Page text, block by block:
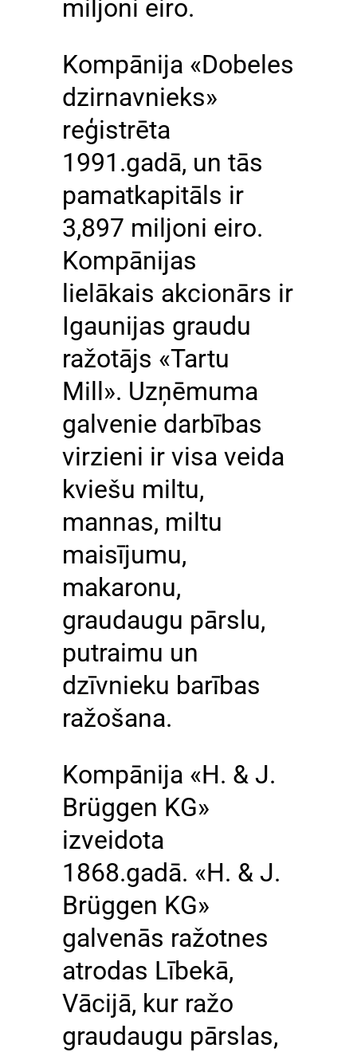
miljoni eiro.
Kompānija «Dobeles
dzirnavnieks»
reģistrēta
1991.gadā, un tās
pamatkapitāls ir
3,897 miljoni eiro.
Kompānijas
lielākais akcionārs ir
Igaunijas graudu
ražotājs «Tartu
Mill». Uzņēmuma
galvenie darbības
virzieni ir visa veida
kviešu miltu,
mannas, miltu
maisījumu,
makaronu,
graudaugu pārslu,
putraimu un
dzīvnieku barības
ražošana.
Kompānija «H. & J.
Brüggen KG»
izveidota
1868.gadā. «H. & J.
Brüggen KG»
galvenās ražotnes
atrodas Lībekā,
Vācijā, kur ražo
graudaugu pārslas,